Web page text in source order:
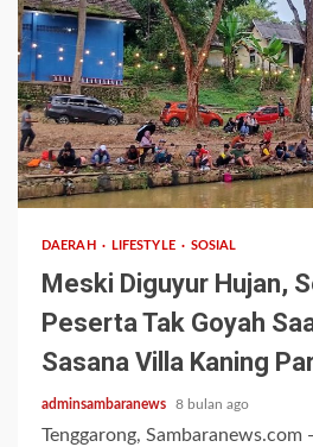
2 min read
DAERAH LIFESTYLE SOSIAL
Meski Diguyur Hujan,
Peserta Tak Goyah
Sasana Villa Kaning
adminsambaranews 8 bulan ago
Tenggarong,